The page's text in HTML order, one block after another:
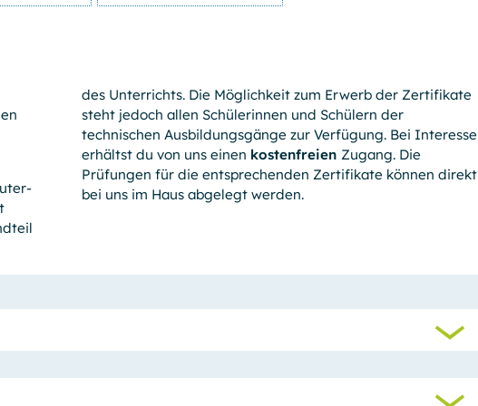
des Unterrichts. Die Möglichkeit zum Erwerb der Zertifi­kate
steht jedoch allen Schülerinnen und Schülern der
technischen Ausbildungs­gänge zur Verfügung. Bei Interesse
erhältst du von uns einen kostenfreien Zugang. Die
Prüfungen für die entspre­chenden Zertifikate können direkt
bei uns im Haus abgelegt werden.